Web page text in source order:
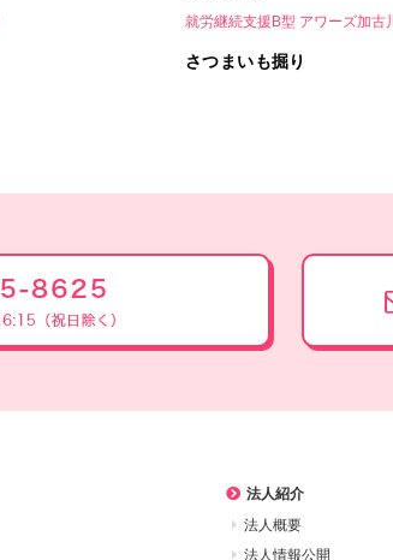
就労継続支援B型 アワーズ加古川
さつまいも掘り
法人紹介
法人概要
法人情報公開